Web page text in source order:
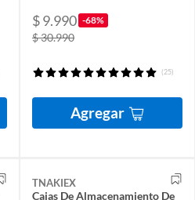
$ 9.990 -68%
$ 30.990
(25)
Agregar
TNAKIEX
Cajas De Almacenamiento De